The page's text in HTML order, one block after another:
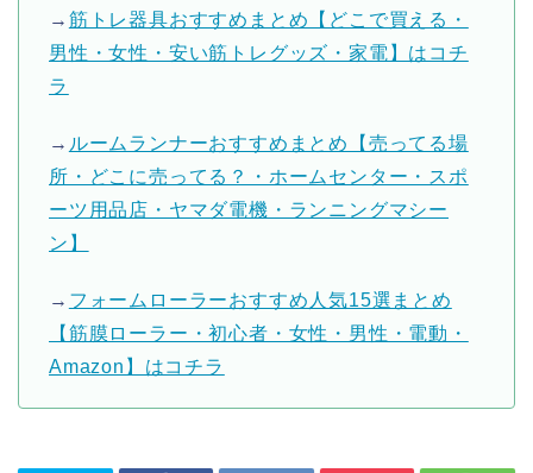
→ 筋トレ器具おすすめまとめ【どこで買える・
男性・女性・安い筋トレグッズ・家電】はコチ
ラ
→ ルームランナーおすすめまとめ【売ってる場
所・どこに売ってる？・ホームセンター・スポ
ーツ用品店・ヤマダ電機・ランニングマシー
ン】
→ フォームローラーおすすめ人気15選まとめ
【筋膜ローラー・初心者・女性・男性・電動・
Amazon】はコチラ